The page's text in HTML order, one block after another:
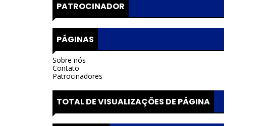
PATROCINADOR
PÁGINAS
Sobre nós
Contato
Patrocinadores
TOTAL DE VISUALIZAÇÕES DE PÁGINA